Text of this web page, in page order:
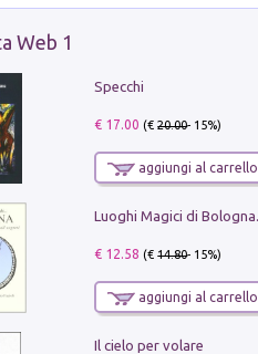
Web 1
Specchi
€ 17.00 (€20.00- 15%)
aggiungi al carrello
€ 12.58 (€14.80- 15%)
aggiungi al carrello
Il cielo per volare